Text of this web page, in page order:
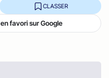
CLASSER
favori sur Google